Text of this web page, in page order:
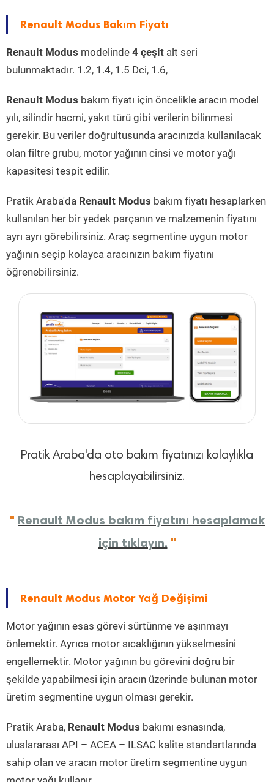
Renault Modus Bakım Fiyatı
Renault Modus modelinde 4 çeşit alt seri
bulunmaktadır. 1.2, 1.4, 1.5 Dci, 1.6,
Renault Modus bakım fiyatı için öncelikle aracın model
yılı, silindir hacmi, yakıt türü gibi verilerin bilinmesi
gerekir. Bu veriler doğrultusunda aracınızda kullanılacak
olan filtre grubu, motor yağının cinsi ve motor yağı
kapasitesi tespit edilir.
Pratik Araba'da Renault Modus bakım fiyatı hesaplarken
kullanılan her bir yedek parçanın ve malzemenin fiyatını
ayrı ayrı görebilirsiniz. Araç segmentine uygun motor
yağının seçip kolayca aracınızın bakım fiyatını
öğrenebilirsiniz.
Pratik Araba'da oto bakım fiyatınızı kolaylıkla
hesaplayabilirsiniz.
" Renault Modus bakım fiyatını hesaplamak
için tıklayın. "
Renault Modus Motor Yağ Değişimi
Motor yağının esas görevi sürtünme ve aşınmayı
önlemektir. Ayrıca motor sıcaklığının yükselmesini
engellemektir. Motor yağının bu görevini doğru bir
şekilde yapabilmesi için aracın üzerinde bulunan motor
üretim segmentine uygun olması gerekir.
Pratik Araba, Renault Modus bakımı esnasında,
uluslararası API – ACEA – ILSAC kalite standartlarında
sahip olan ve aracın motor üretim segmentine uygun